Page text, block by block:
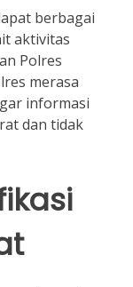
berbagai
aktivitas
Polres
merasa
informasi
dan tidak